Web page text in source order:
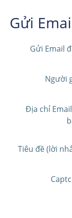
Gửi
Gửi Email
Người
Địa chỉ
Tiêu đề (lời